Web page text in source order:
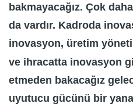
bakmayacağız. Çok
da vardır. Kadroda
inovasyon, üretim
ve ihracatta inovasyon
etmeden bakacağız
uyutucu gücünü bir